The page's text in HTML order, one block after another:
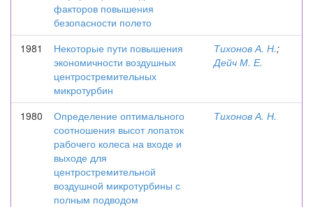
факторов повышения
безопасности полето
1981
Некоторые пути повышения
экономичности воздушных
центростремительных
микротурбин
Тихонов А. Н.;
Дейч М. Е.
1980
Определение оптимального
соотношения высот лопаток
рабочего колеса на входе и
выходе для
центростремительной
воздушной микротурбины с
полным подводом
Тихонов А. Н.